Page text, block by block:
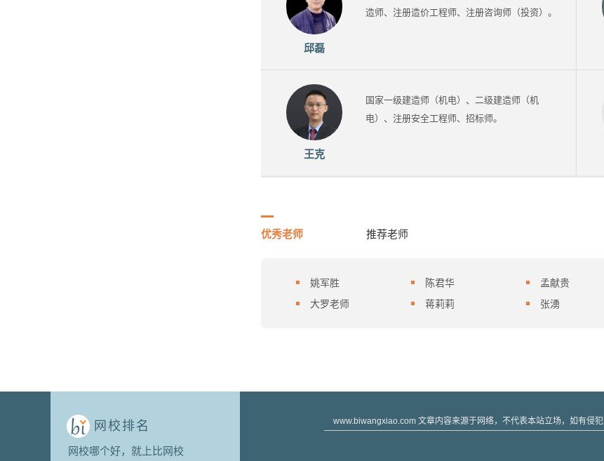
邱磊
造师、注册造价工程师、注册咨询师（投资）。
王克
国家一级建造师（机电）、二级建造师（机
电）、注册安全工程师、招标师。
优秀老师 推荐老师
姚军胜 陈君华 孟献贵
大罗老师
蒋莉莉 张湧
网校排名
网校哪个好，就上比网校
www.biwangxiao.com 文章内容来源于网络，不代表本站立场，如有侵犯